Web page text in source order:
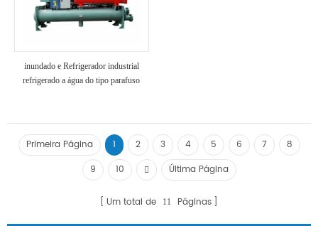
inundado e Refrigerador industrial
refrigerado a água do tipo parafuso
Primeira Página 1 2 3 4 5 6 7
8
9
10 Última Página
Um total de 11 Páginas